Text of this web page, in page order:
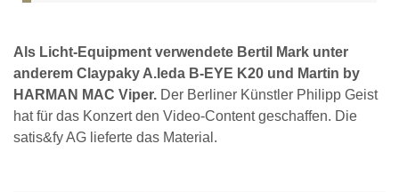
Als Licht-Equipment verwendete Bertil Mark unter
anderem Claypaky A.leda B-EYE K20 und Martin by
HARMAN MAC Viper. Der Berliner Künstler Philipp Geist
hat für das Konzert den Video-Content geschaffen. Die
satis&fy AG lieferte das Material.